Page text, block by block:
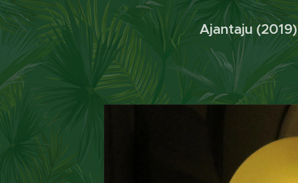
Ajantaju (2019)